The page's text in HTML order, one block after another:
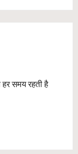
समय रहती है